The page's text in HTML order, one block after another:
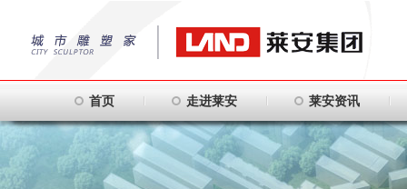
首页 走进莱安 莱安资讯